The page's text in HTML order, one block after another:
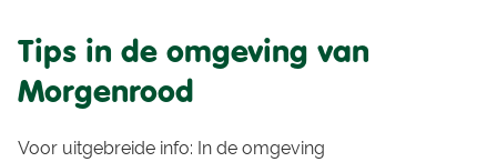
Tips in de omgeving van
Morgenrood
Voor uitgebreide info: In de omgeving